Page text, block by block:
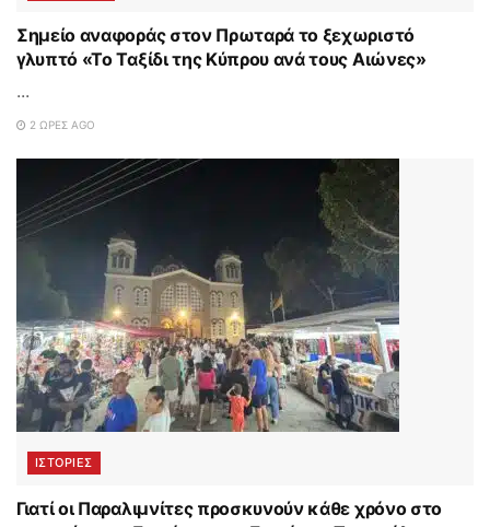
Σημείο αναφοράς στον Πρωταρά το ξεχωριστό
γλυπτό «Το Ταξίδι της Κύπρου ανά τους Αιώνες»
...
2 ΏΡΕΣ AGO
ΙΣΤΟΡΊΕΣ
Γιατί οι Παραλιμνίτες προσκυνούν κάθε χρόνο στο